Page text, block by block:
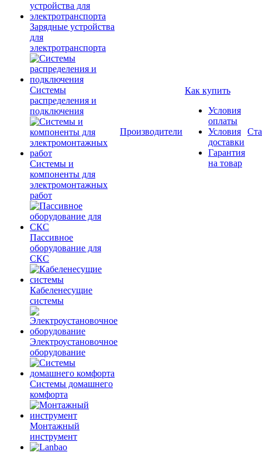
Зарядные устройства
для
электротранспорта
Системы
распределения и
подключения
Системы и
компоненты для
электромонтажных
работ
Пассивное
оборудование для
СКС
Кабеленесущие
системы
Электроустановочное
оборудование
Системы домашнего
комфорта
Монтажный
инструмент
Производители
Как купить
Условия
оплаты
Условия
доставки
Гарантия
на товар